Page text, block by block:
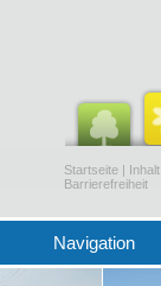
Startseite | Inhalt
Barrierefreiheit
Navigation